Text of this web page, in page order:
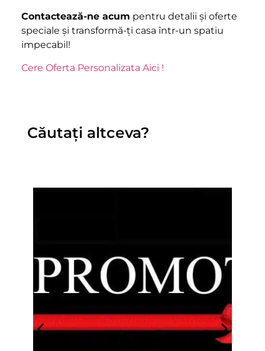
Contactează-ne acum pentru detalii și oferte
speciale și transformă-ți casa într-un spatiu
impecabil!
Cere Oferta Personalizata Aici !
Căutați altceva?